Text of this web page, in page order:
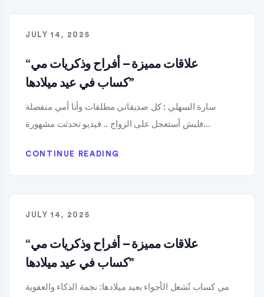
JULY 14, 2025
“علاقات مميزة – أفراح وذكريات مي
كساب في عيد ميلادها”
سارة السهلي : كل صديقاتي مطلقات وأنا أمي منفصلة
فليش أستعجل على الزواج .. فيديو تحدثت مشهورة...
CONTINUE READING
JULY 14, 2025
“علاقات مميزة – أفراح وذكريات مي
كساب في عيد ميلادها”
مي كساب تُشعل الأجواء بعيد ميلادها: نجمة الذكاء والعفوية